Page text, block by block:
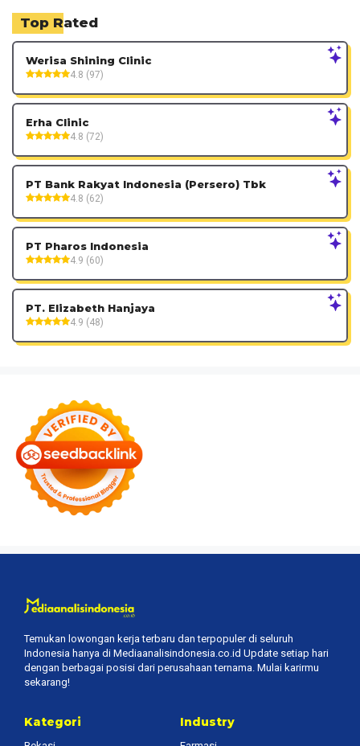
Top Rated
Werisa Shining Clinic
4.8 (97)
Erha Clinic
4.8 (72)
PT Bank Rakyat Indonesia (Persero) Tbk
4.8 (62)
PT Pharos Indonesia
4.9 (60)
PT. Elizabeth Hanjaya
4.9 (48)
Temukan lowongan kerja terbaru dan terpopuler di seluruh
Indonesia hanya di Mediaanalisindonesia.co.id Update setiap hari
dengan berbagai posisi dari perusahaan ternama. Mulai karirmu
sekarang!
Kategori Industry